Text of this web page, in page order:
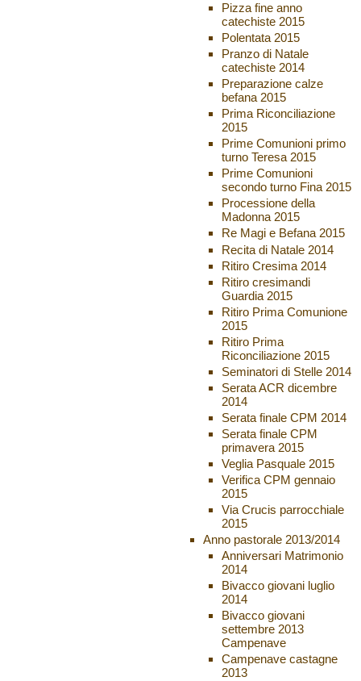
Pizza fine anno
catechiste 2015
Polentata 2015
Pranzo di Natale
catechiste 2014
Preparazione calze
befana 2015
Prima Riconciliazione
2015
Prime Comunioni primo
turno Teresa 2015
Prime Comunioni
secondo turno Fina 2015
Processione della
Madonna 2015
Re Magi e Befana 2015
Recita di Natale 2014
Ritiro Cresima 2014
Ritiro cresimandi
Guardia 2015
Ritiro Prima Comunione
2015
Ritiro Prima
Riconciliazione 2015
Seminatori di Stelle 2014
Serata ACR dicembre
2014
Serata finale CPM 2014
Serata finale CPM
primavera 2015
Veglia Pasquale 2015
Verifica CPM gennaio
2015
Via Crucis parrocchiale
2015
Anno pastorale 2013/2014
Anniversari Matrimonio
2014
Bivacco giovani luglio
2014
Bivacco giovani
settembre 2013
Campenave
Campenave castagne
2013